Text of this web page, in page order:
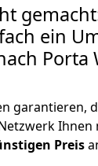
ein
Porta
garantieren,
Ihnen
Preis